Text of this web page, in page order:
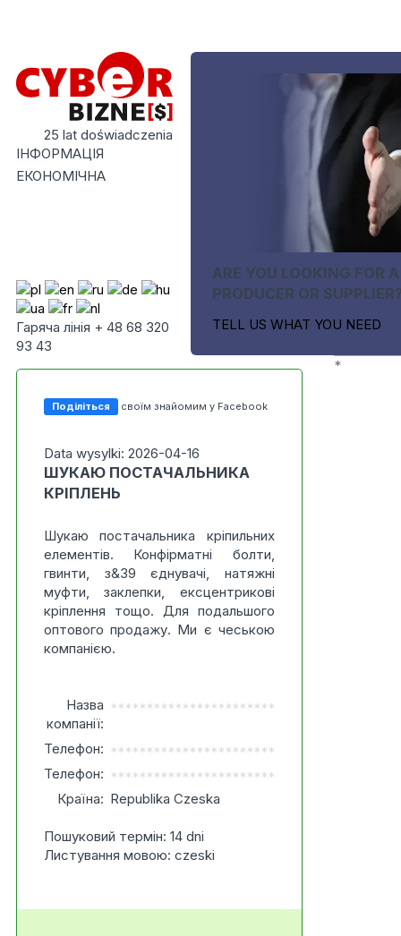
25 lat doświadczenia
ІНФОРМАЦІЯ
ЕКОНОМІЧНА
Гаряча лінія + 48 68 320
93 43
ARE YOU LOOKING FOR A
PRODUCER OR
TELL US WHAT YOU NEED
Поділіться своїм знайомим у Facebook
Data wysylki: 2026-04-16
ШУКАЮ ПОСТАЧАЛЬНИКА
КРІПЛЕНЬ
Шукаю постачальника кріпильних
елементів. Конфірматні болти,
гвинти, з&39 єднувачі, натяжні
муфти, заклепки, ексцентрикові
кріплення тощо. Для подальшого
оптового продажу. Ми є чеською
компанією.
Назва
компанії:
***********************
Телефон: ***********************
Телефон: ***********************
Країна: Republika Czeska
Пошуковий термін: 14 dni
Листування мовою: czeski
*